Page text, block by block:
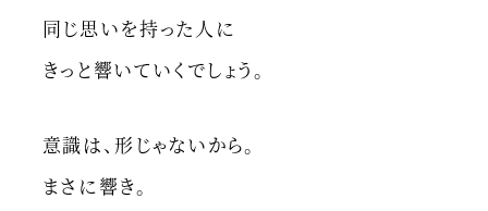
同じ思いを持った人に
きっと響いていくでしょう。
意識は、形じゃないから。
まさに響き。